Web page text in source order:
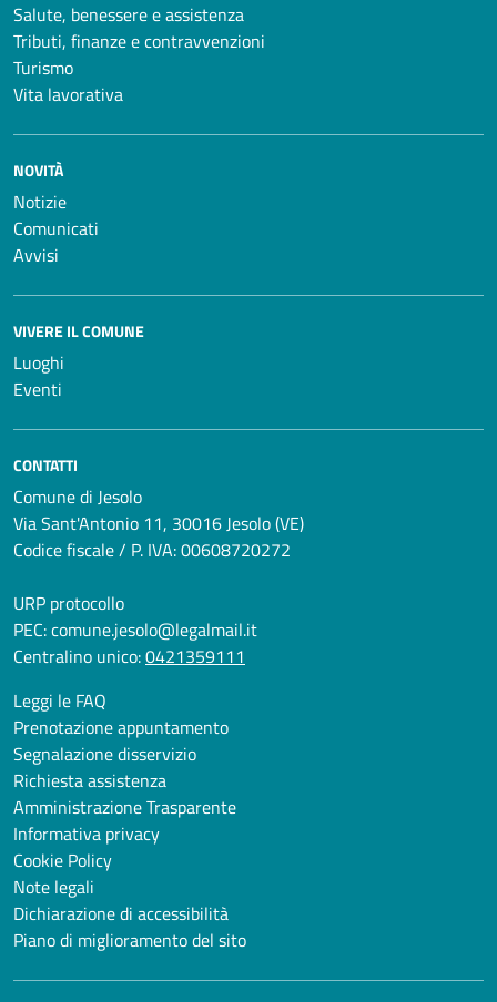
Salute, benessere e assistenza
Tributi, finanze e contravvenzioni
Turismo
Vita lavorativa
NOVITÀ
Notizie
Comunicati
Avvisi
VIVERE IL COMUNE
Luoghi
Eventi
CONTATTI
Comune di Jesolo
Via Sant'Antonio 11, 30016 Jesolo (VE)
Codice fiscale / P. IVA: 00608720272
URP protocollo
PEC:comune.jesolo@legalmail.it
Centralino unico:0421359111
Leggi le FAQ
Prenotazione appuntamento
Segnalazione disservizio
Richiesta assistenza
Amministrazione Trasparente
Informativa privacy
Cookie Policy
Note legali
Dichiarazione di accessibilità
Piano di miglioramento del sito